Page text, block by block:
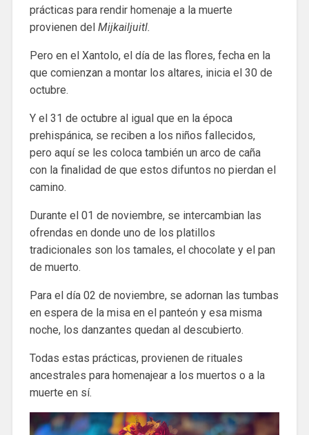
prácticas para rendir homenaje a la muerte
provienen del Mijkailjuitl.
Pero en el Xantolo, el día de las flores, fecha en la
que comienzan a montar los altares, inicia el 30 de
octubre.
Y el 31 de octubre al igual que en la época
prehispánica, se reciben a los niños fallecidos,
pero aquí se les coloca también un arco de caña
con la finalidad de que estos difuntos no pierdan el
camino.
Durante el 01 de noviembre, se intercambian las
ofrendas en donde uno de los platillos
tradicionales son los tamales, el chocolate y el pan
de muerto.
Para el día 02 de noviembre, se adornan las tumbas
en espera de la misa en el panteón y esa misma
noche, los danzantes quedan al descubierto.
Todas estas prácticas, provienen de rituales
ancestrales para homenajear a los muertos o a la
muerte en sí.